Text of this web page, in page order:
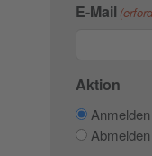
E-Mail
Aktion
Anmelden
Abmelden